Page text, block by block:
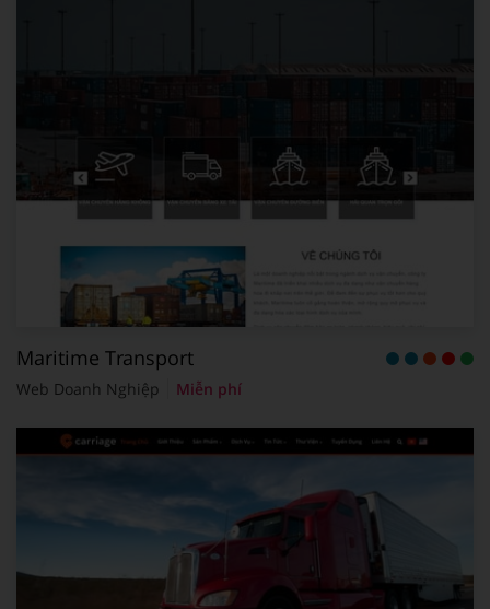
Maritime Transport
Web Doanh Nghiệp Miễn phí